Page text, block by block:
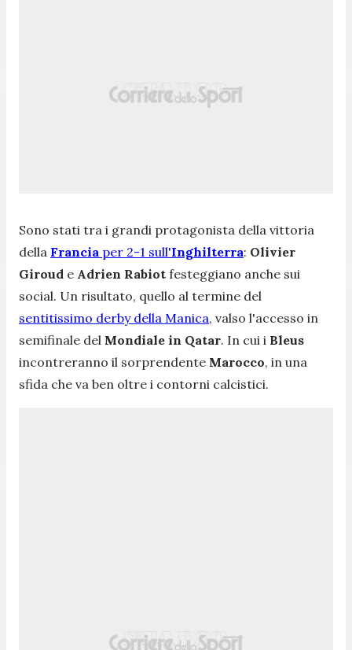
Sono stati tra i grandi protagonista della vittoria
della Francia per 2-1 sull'Inghilterra: Olivier
Giroud e Adrien Rabiot festeggiano anche sui
social. Un risultato, quello al termine del
sentitissimo derby della Manica, valso l'accesso in
semifinale del Mondiale in Qatar. In cui i Bleus
incontreranno il sorprendente Marocco, in una
sfida che va ben oltre i contorni calcistici.